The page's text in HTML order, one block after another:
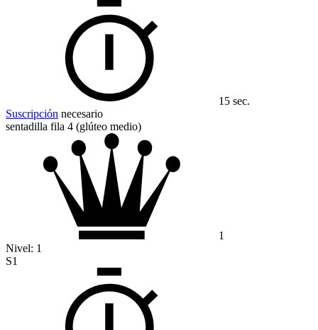
15 sec.
Suscripción necesario
sentadilla fila 4 (glúteo medio)
1
Nivel: 1
S1